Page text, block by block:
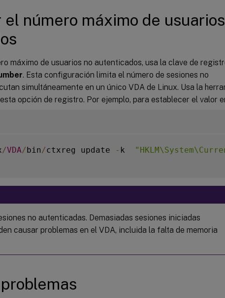
número máximo de
máximo de usuarios no autenticados, usa la clave de
. Esta configuración limita el número de sesiones no
simultáneamente en un único VDA de Linux. Usa la
opción de registro. Por ejemplo, para establecer el valor
/VDA/bin/ctxreg update - k
no autenticadas. Demasiadas sesiones iniciadas
causar problemas en el VDA, incluida la falta de memoria